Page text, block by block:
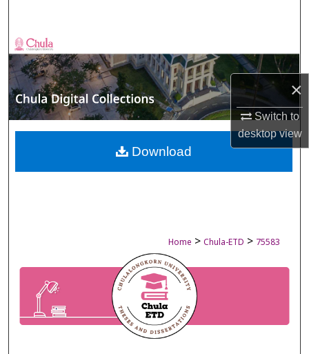
×
Switch to
desktopview
Browse Collections
My Account
About
Digital Commons Network™
Home > Chula-ETD > 75583
Download